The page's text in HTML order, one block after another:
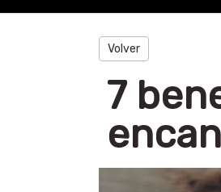
Volver
7